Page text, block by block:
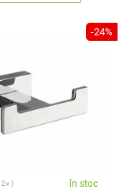
-24%
2x în stoc